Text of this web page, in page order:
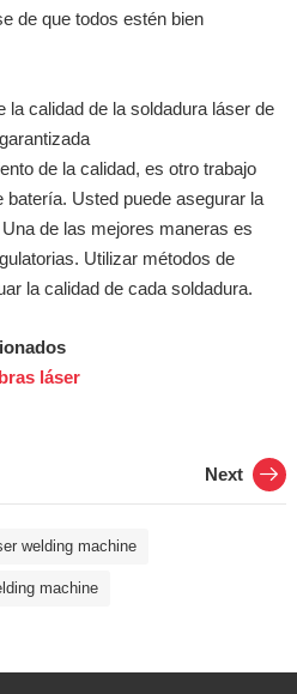
de que todos estén bien
la calidad de la soldadura láser de
de la calidad, es otro trabajo
Usted puede asegurar la
de las mejores maneras es
Utilizar métodos de
la calidad de cada soldadura.
láser
Next
welding machine
machine